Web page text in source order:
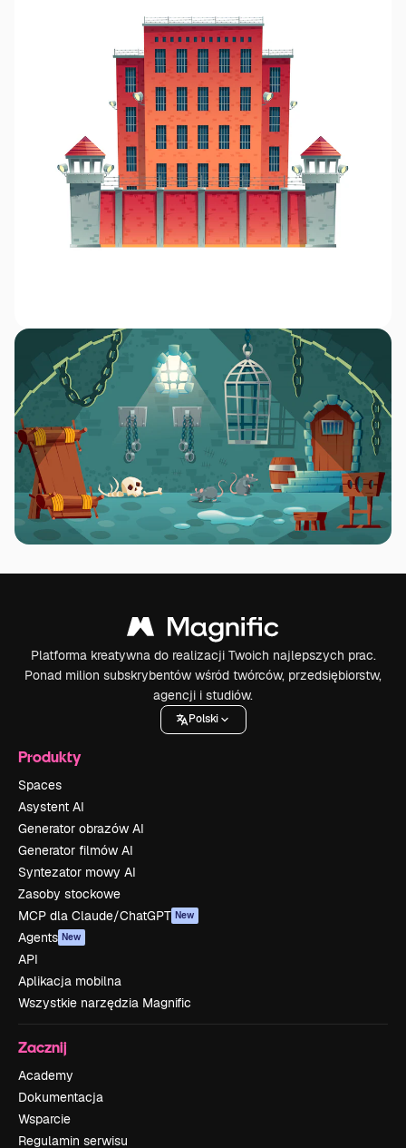
Platforma kreatywna do realizacji Twoich najlepszych prac.
Ponad milion subskrybentów wśród twórców, przedsiębiorstw,
agencji i studiów.
Polski
Produkty
Spaces
Asystent AI
Generator obrazów AI
Generator filmów AI
Syntezator mowy AI
Zasoby stockowe
MCP dla Claude/ChatGPT New
Agents New
API
Aplikacja mobilna
Wszystkie narzędzia Magnific
Zacznij
Academy
Dokumentacja
Wsparcie
Regulamin serwisu